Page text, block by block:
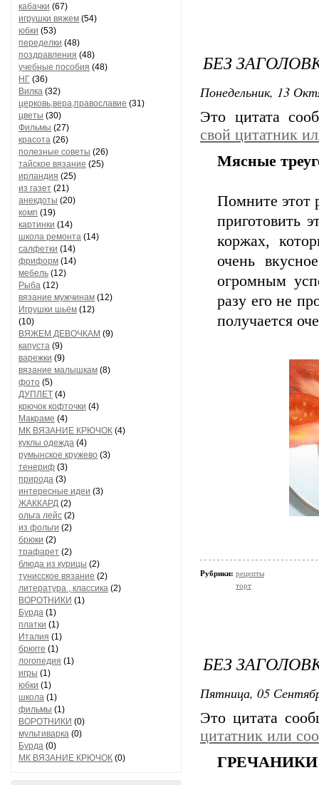
кабачки (67)
игрушки вяжем (54)
юбки (53)
переделки (48)
поздравления (48)
учебные пособия (48)
НГ (36)
Вилка (32)
церковь,вера,православие (31)
цветы (30)
Фильмы (27)
красота (26)
полезные советы (26)
тайское вязание (25)
ирландия (25)
из газет (21)
анекдоты (20)
комп (19)
картинки (14)
школа ремонта (14)
салфетки (14)
фриформ (14)
мебель (12)
Рыба (12)
вязание мужчинам (12)
Игрушки шьём (12)
(10)
ВЯЖЕМ ДЕВОЧКАМ (9)
капуста (9)
варежки (9)
вязание малышкам (8)
фото (5)
ДУПЛЕТ (4)
крючок кофточки (4)
Макраме (4)
МК ВЯЗАНИЕ КРЮЧОК (4)
куклы одежда (4)
румынское кружево (3)
тенериф (3)
природа (3)
интересные идеи (3)
ЖАККАРД (2)
ольга лейс (2)
из фольги (2)
брюки (2)
трафарет (2)
блюда из курицы (2)
тунисское вязание (2)
литература , классика (2)
ВОРОТНИКИ (1)
Бурда (1)
платки (1)
Италия (1)
брюгге (1)
логопедия (1)
игры (1)
юбки (1)
школа (1)
фильмы (1)
ВОРОТНИКИ (0)
мультиварка (0)
Бурда (0)
МК ВЯЗАНИЕ КРЮЧОК (0)
БЕЗ
Понедельник, 13
Это цитата
свой цитатник
Мясные
Помните этот
приготовить
коржах,
очень
огромным
разу его не
получается
Рубрики: рецепты
торт
БЕЗ
Пятница, 05
Это цитата
цитатник или
ГРЕЧАНИКИ -